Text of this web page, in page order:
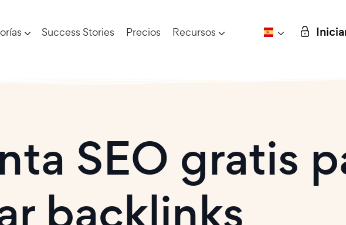
Success Stories Precios Recursos
SEO gratis